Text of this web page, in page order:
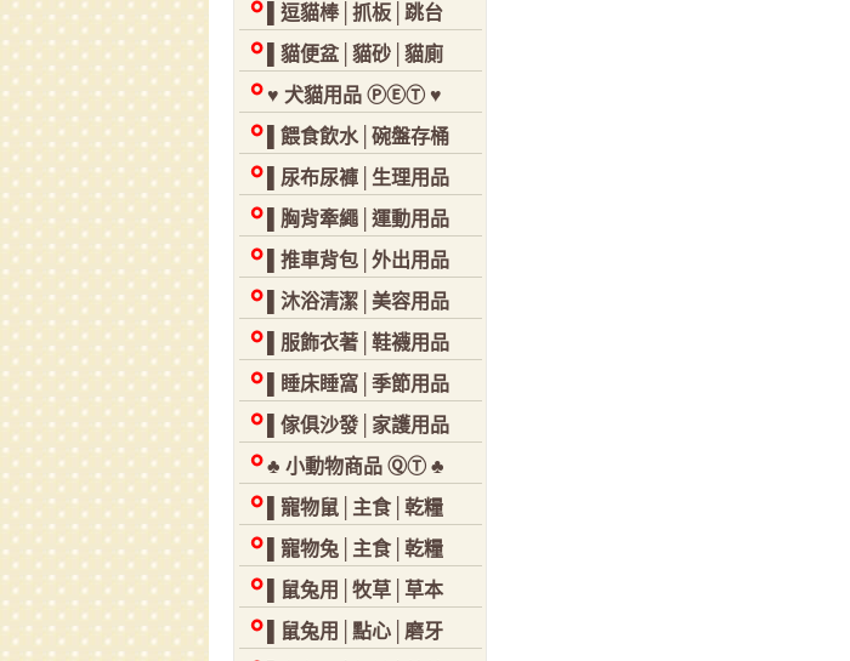
▌逗貓棒│抓板│跳台
▌貓便盆│貓砂│貓廁
♥ 犬貓用品 ⓅⒺⓉ ♥
▌餵食飲水│碗盤存桶
▌尿布尿褲│生理用品
▌胸背牽繩│運動用品
▌推車背包│外出用品
▌沐浴清潔│美容用品
▌服飾衣著│鞋襪用品
▌睡床睡窩│季節用品
▌傢俱沙發│家護用品
♣ 小動物商品 ⓆⓉ ♣
▌寵物鼠│主食│乾糧
▌寵物兔│主食│乾糧
▌鼠兔用│牧草│草本
▌鼠兔用│點心│磨牙